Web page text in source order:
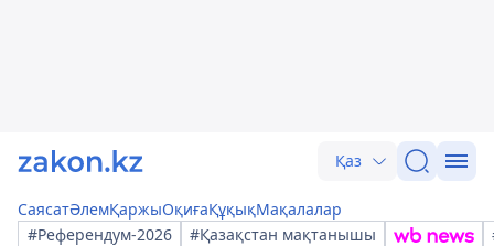
Қаз
СаясатӘлемҚаржыОқиғаҚұқықМақалалар
#Референдум-2026
#Қазақстан мақтанышы